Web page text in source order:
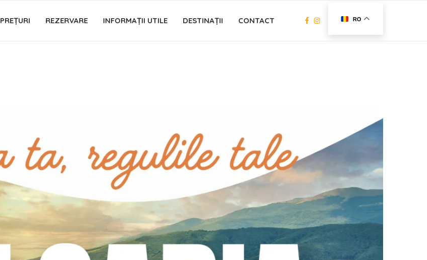
PREȚURI REZERVARE INFORMAȚII UTILE DESTINAȚII CONTACT RO